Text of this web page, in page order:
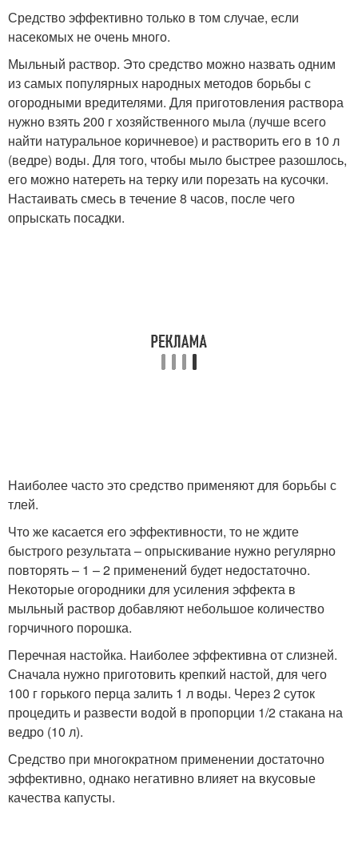
Средство эффективно только в том случае, если
насекомых не очень много.
Мыльный раствор. Это средство можно назвать одним
из самых популярных народных методов борьбы с
огородными вредителями. Для приготовления раствора
нужно взять 200 г хозяйственного мыла (лучше всего
найти натуральное коричневое) и растворить его в 10 л
(ведре) воды. Для того, чтобы мыло быстрее разошлось,
его можно натереть на терку или порезать на кусочки.
Настаивать смесь в течение 8 часов, после чего
опрыскать посадки.
Наиболее часто это средство применяют для борьбы с
тлей.
Что же касается его эффективности, то не ждите
быстрого результата – опрыскивание нужно регулярно
повторять – 1 – 2 применений будет недостаточно.
Некоторые огородники для усиления эффекта в
мыльный раствор добавляют небольшое количество
горчичного порошка.
Перечная настойка. Наиболее эффективна от слизней.
Сначала нужно приготовить крепкий настой, для чего
100 г горького перца залить 1 л воды. Через 2 суток
процедить и развести водой в пропорции 1/2 стакана на
ведро (10 л).
Средство при многократном применении достаточно
эффективно, однако негативно влияет на вкусовые
качества капусты.